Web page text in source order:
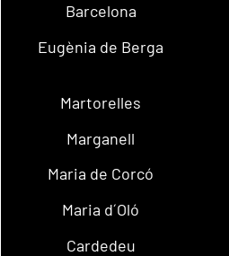
Barcelona
Eugènia de Berga
Martorelles
Marganell
Maria de Corcó
Maria d´Oló
Cardedeu